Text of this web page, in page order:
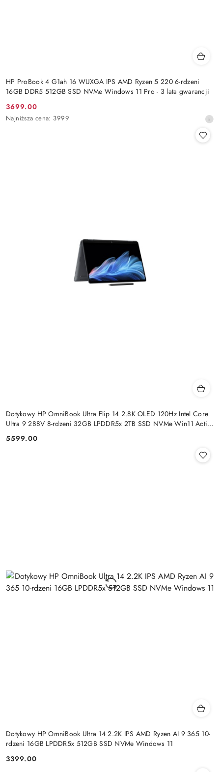
HP ProBook 4 G1ah 16 WUXGA IPS AMD Ryzen 5 220 6-rdzeni
16GB DDR5 512GB SSD NVMe Windows 11 Pro - 3 lata gwarancji
Cena
promocyjna:
3699.00
Najniższa
Najniższa cena: 3999
Dotykowy HP OmniBook Ultra Flip 14 2.8K OLED 120Hz Intel Core
Ultra 9 288V 8-rdzeni 32GB LPDDR5x 2TB SSD NVMe Win11 Active
Cena:
5599.00
Dotykowy HP OmniBook Ultra 14 2.2K IPS AMD Ryzen AI 9 365 10-
rdzeni 16GB LPDDR5x 512GB SSD NVMe Windows 11
Cena:
3399.00